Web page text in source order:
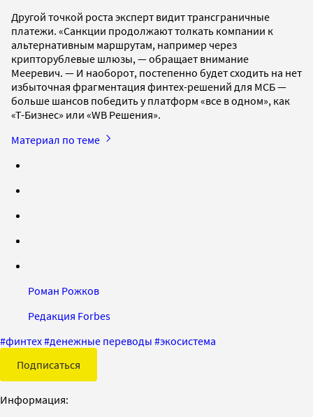
Другой точкой роста эксперт видит трансграничные
платежи. «Санкции продолжают толкать компании к
альтернативным маршрутам, например через
крипторублевые шлюзы, — обращает внимание
Мееревич. — И наоборот, постепенно будет сходить на нет
избыточная фрагментация финтех-решений для МСБ —
больше шансов победить у платформ «все в одном», как
«Т-Бизнес» или «WB Решения».
Материал по теме
Роман Рожков
Редакция Forbes
#финтех#денежные переводы #экосистема
Подписаться
Информация: